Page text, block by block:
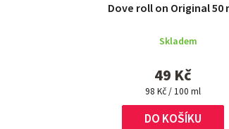
Dove roll on Original 50
Skladem
49 Kč
Měrná
cena:
98 Kč / 100 ml
DO KOŠÍKU